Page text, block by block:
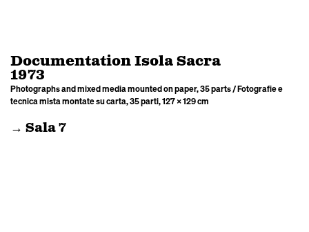
Documentation Isola Sacra
1973
Photographs and mixed media mounted on paper, 35 parts / Fotografie e
tecnica mista montate su carta, 35 parti, 127 × 129 cm
→ Sala 7